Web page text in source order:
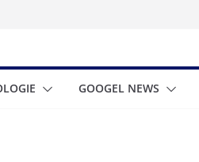
GOOGEL NEWS